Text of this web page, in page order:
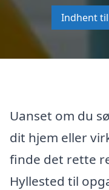
Indhent
Uanset om du
dit hjem eller
finde det rette
Hyllested til